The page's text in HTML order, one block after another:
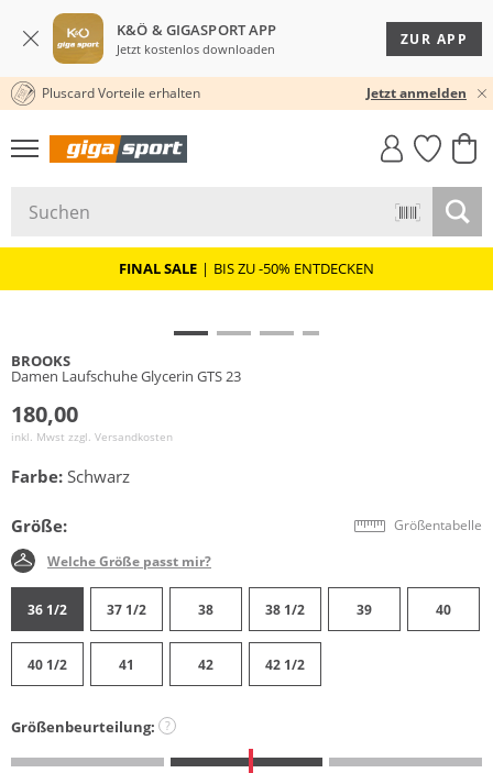
K&Ö & GIGASPORT APP
Jetzt kostenlos downloaden
ZUR APP
30 TAGE RÜCKGABERECHT
Pluscard Vorteile erhalten Jetzt anmelden
GIGASTYLE
FAHRRAD­
MUST-HAVE
FINAL SALE | BIS ZU -50% ENTDECKEN
BROOKS
Damen Laufschuhe Glycerin GTS 23
180,00
inkl. Mwst zzgl. Versandkosten
Farbe: Schwarz
Größe: Größentabelle
Welche Größe passt mir?
36 1/2 37 1/2 38 38 1/2 39 40
40 1/2 41 42 42 1/2
Größenbeurteilung: ?